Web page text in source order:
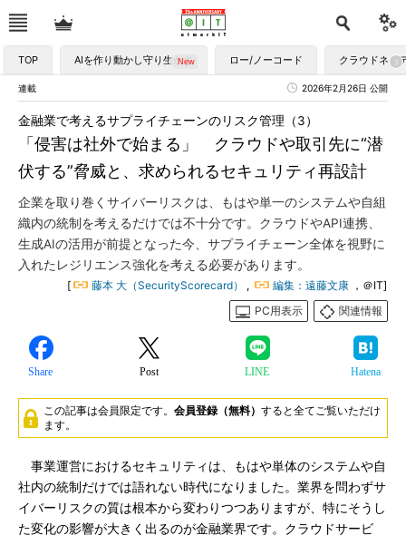
TOP AIを作り動かし守り生かす ロー/ノーコード クラウドネイ
連載 2026年2月26日 公開
「侵害は社外で始まる」 クラウドや取引先に“潜
伏する”脅威と、求められるセキュリティ再設計
金融業で考えるサプライチェーンのリスク管理（3）
企業を取り巻くサイバーリスクは、もはや単一のシステムや自組
織内の統制を考えるだけでは不十分です。クラウドやAPI連携、
生成AIの活用が前提となった今、サプライチェーン全体を視野に
入れたレジリエンス強化を考える必要があります。
[ 藤本 大（SecurityScorecard） , 編集：遠藤文康 ，＠IT]
PC用表示
関連情報
Share Post LINE Hatena
この記事は会員限定です。 会員登録（無料） すると全てご覧いただけ
ます。
事業運営におけるセキュリティは、もはや単体のシステムや自
社内の統制だけでは語れない時代になりました。業界を問わずサ
イバーリスクの質は根本から変わりつつありますが、特にそうし
た変化の影響が大きく出るのが金融業界です。クラウドサービ